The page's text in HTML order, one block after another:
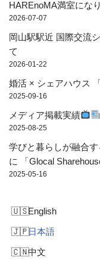
HAREnoMA満室にな
2026-07-07
岡山駅駅近 国際交流
て
2026-01-22
婚活 × シェアハウス
2025-09-16
メディア掲載実績
2025-08-25
学びと暮らしが融合す
に 「Glocal
2025-05-16
English
日本語
中文